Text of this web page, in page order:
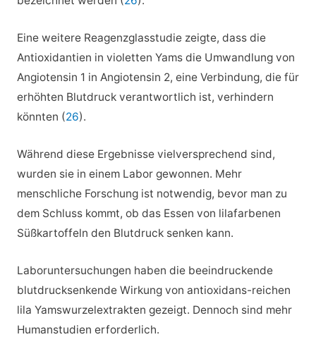
Eine weitere Reagenzglasstudie zeigte, dass die
Antioxidantien in violetten Yams die Umwandlung von
Angiotensin 1 in Angiotensin 2, eine Verbindung, die für
erhöhten Blutdruck verantwortlich ist, verhindern
könnten (26).
Während diese Ergebnisse vielversprechend sind,
wurden sie in einem Labor gewonnen. Mehr
menschliche Forschung ist notwendig, bevor man zu
dem Schluss kommt, ob das Essen von lilafarbenen
Süßkartoffeln den Blutdruck senken kann.
Laboruntersuchungen haben die beeindruckende
blutdrucksenkende Wirkung von antioxidans-reichen
lila Yamswurzelextrakten gezeigt. Dennoch sind mehr
Humanstudien erforderlich.